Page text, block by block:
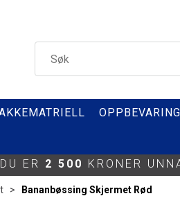
OPPBEVARING
DU ER 2 500 KRONER
> Bananbøssing Skjermet Rød